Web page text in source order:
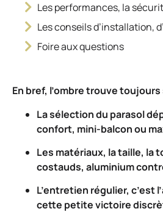
Les performances, la
Les conseils d’installation,
Foire aux questions
En bref, l’ombre trouve
La sélection du parasol
confort, mini-balcon ou
Les matériaux, la taille, la
costauds, aluminium
L’entretien régulier, c’est
cette petite victoire